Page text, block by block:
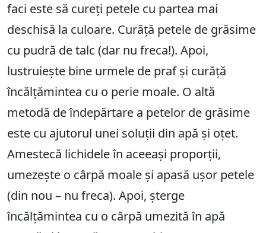
faci este să cureți petele cu partea mai
deschisă la culoare. Curăță petele de grăsime
cu pudră de talc (dar nu freca!). Apoi,
lustruiește bine urmele de praf și curăță
încălțămintea cu o perie moale. O altă
metodă de îndepărtare a petelor de grăsime
este cu ajutorul unei soluții din apă și oțet.
Amestecă lichidele în aceeași proporții,
umezește o cârpă moale și apasă ușor petele
(din nou – nu freca). Apoi, șterge
încălțămintea cu o cârpă umezită în apă